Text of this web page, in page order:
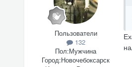
Пользователи
132
Пол:Мужчина
Город:Новочебоксарск